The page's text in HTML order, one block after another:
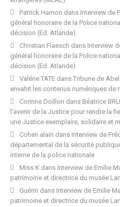
Patrick Hamon dans Interview de
général honoraire de la Police
décision (Ed. Atlande)
Christian Flaesch dans Interview
général honoraire de la Police
décision (Ed. Atlande)
Valérie TATE dans Tribune de
envahit les contenus numériques de
Corinne Doillon dans Béatrice
l’avenir de la Justice pour rendre la
une Justice exemplaire, solidaire et
Cohen alain dans Interview de
départemental de la sécurité
interne de la police nationale
Miss K dans Interview de Emilie
patrimoine et directrice du musée
Guérin dans Interview de Emilie
patrimoine et directrice du musée